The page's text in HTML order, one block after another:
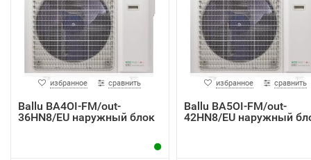
избранное сравнить
Ballu BA4OI-FM/out-
36HN8/EU наружный блок
избранное сравнить
Ballu BA5OI-FM/out-
42HN8/EU наружный